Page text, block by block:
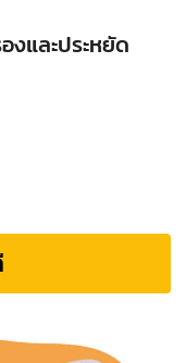
งและประหยัด